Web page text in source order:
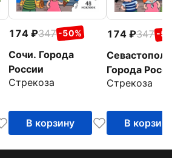
174 347 -50%
Сочи. Города
России
Стрекоза
В корзину
174 347 -
Города
Стрекоза
В корзину